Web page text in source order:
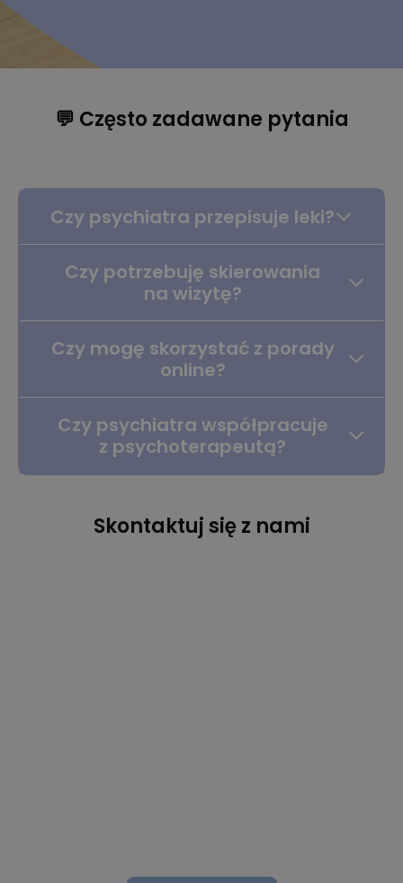
💬 Często zadawane pytania
Czy psychiatra przepisuje leki?
Czy potrzebuję skierowania
na wizytę?
Czy mogę skorzystać z porady
online?
Czy psychiatra współpracuje
z psychoterapeutą?
Skontaktuj się z nami